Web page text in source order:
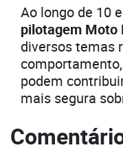
Ao longo de 10
pilotagem Moto
diversos temas
podem
mais segura